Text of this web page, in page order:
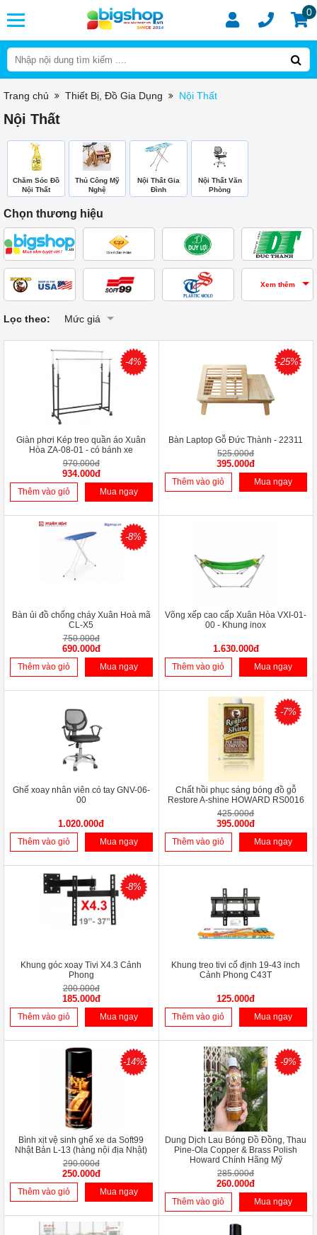
0
Trang chủ Thiết Bị, Đồ Gia Dụng Nội Thất
Nội Thất
Chăm Sóc Đồ
Nội Thất
Thủ Công Mỹ
Nghệ
Nội Thất Gia
Đình
Nội Thất Văn
Phòng
Chọn thương hiệu
Xem thêm
Lọc theo: Mức giá
-4%
Giàn phơi Kép treo quần áo Xuân
Hòa ZA-08-01 - có bánh xe
970.000đ
934.000đ
Thêm vào giỏ Mua ngay
-25%
Bàn Laptop Gỗ Đức Thành - 22311
525.000đ
395.000đ
Thêm vào giỏ Mua ngay
-8%
Bàn ủi đồ chống cháy Xuân Hoà mã
CL-X5
750.000đ
690.000đ
Thêm vào giỏ Mua ngay
Võng xếp cao cấp Xuân Hòa VXI-01-
00 - Khung inox
1.630.000đ
Thêm vào giỏ Mua ngay
Ghế xoay nhân viên có tay GNV-06-
00
1.020.000đ
Thêm vào giỏ Mua ngay
-7%
Chất hồi phục sáng bóng đồ gỗ
Restore A-shine HOWARD RS0016
425.000đ
395.000đ
Thêm vào giỏ Mua ngay
-8%
Khung góc xoay Tivi X4.3 Cảnh
Phong
200.000đ
185.000đ
Thêm vào giỏ Mua ngay
Khung treo tivi cố định 19-43 inch
Cảnh Phong C43T
125.000đ
Thêm vào giỏ Mua ngay
-14%
Bình xịt vệ sinh ghế xe da Soft99
Nhật Bản L-13 (hàng nội địa Nhật)
290.000đ
250.000đ
Thêm vào giỏ Mua ngay
-9%
Dung Dịch Lau Bóng Đồ Đồng, Thau
Pine-Ola Copper & Brass Polish
Howard Chính Hãng Mỹ
285.000đ
260.000đ
Thêm vào giỏ Mua ngay